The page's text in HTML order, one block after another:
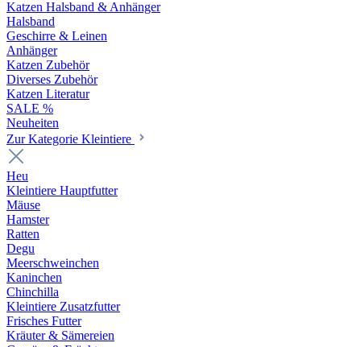
Katzen Halsband & Anhänger
Halsband
Geschirre & Leinen
Anhänger
Katzen Zubehör
Diverses Zubehör
Katzen Literatur
SALE %
Neuheiten
Zur Kategorie Kleintiere
Heu
Kleintiere Hauptfutter
Mäuse
Hamster
Ratten
Degu
Meerschweinchen
Kaninchen
Chinchilla
Kleintiere Zusatzfutter
Frisches Futter
Kräuter & Sämereien